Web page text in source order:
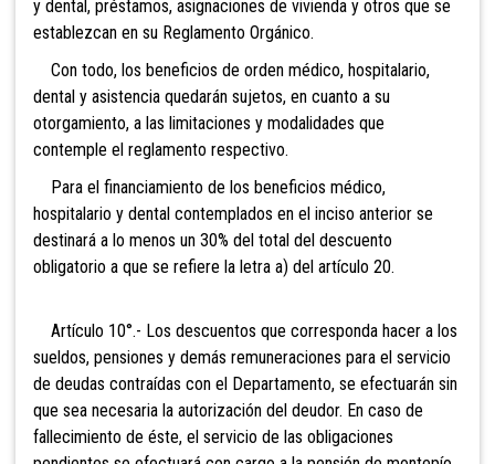
y dental, préstamos, asignaciones de vivienda y otros que se
establezcan en su Reglamento Orgánico.
Con todo, los beneficios de orden médico, hospitalario,
dental y asistencia quedarán sujetos, en cuanto a su
otorgamiento, a las limitaciones y modalidades que
contemple el reglamento respectivo.
Para el financiamiento de los beneficios médico,
hospitalario y dental contemplados en el inciso anterior se
destinará a lo menos un 30% del total del descuento
obligatorio a que se refiere la letra a) del artículo 20.
Artículo 10°.- Los descuentos que corresponda hacer a los
sueldos, pensiones y demás remuneraciones para el servicio
de deudas contraídas con el Departamento, se efectuarán sin
que sea necesaria la autorización del deudor. En caso de
fallecimiento de éste, el servicio de las obligaciones